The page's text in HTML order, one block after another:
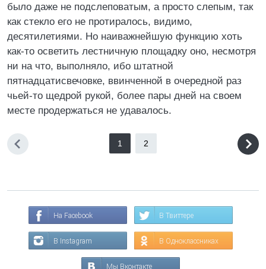
было даже не подслеповатым, а просто слепым, так
как стекло его не протиралось, видимо,
десятилетиями. Но наиважнейшую функцию хоть
как-то осветить лестничную площадку оно, несмотря
ни на что, выполняло, ибо штатной
пятнадцатисвечовке, ввинченной в очередной раз
чьей-то щедрой рукой, более пары дней на своем
месте продержаться не удавалось.
1 2
На Facebook В Твиттере
В Instagram В Одноклассниках
Мы Вконтакте